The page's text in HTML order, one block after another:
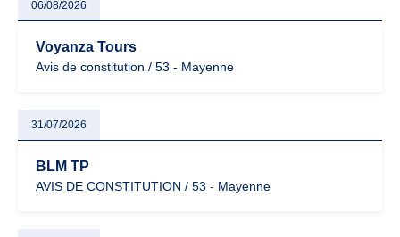
06/08/2026
Voyanza Tours
Avis de constitution / 53 - Mayenne
31/07/2026
BLM TP
AVIS DE CONSTITUTION / 53 - Mayenne